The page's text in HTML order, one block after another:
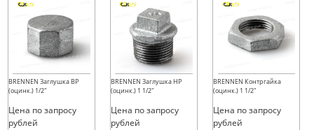
BRENNEN Заглушка ВР
(оцинк.) 1/2"
Цена по запросу
рублей
BRENNEN Заглушка НР
(оцинк.) 1 1/2"
Цена по запросу
рублей
BRENNEN Контргайка
(оцинк.) 1 1/2"
Цена по запросу
рублей